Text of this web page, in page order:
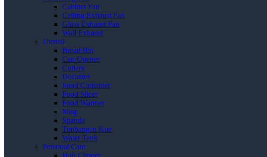
Cabinet Fan
Ceiling Exhaust Fan
Glass Exhaust Fan
Wall Exhaust
Utensil
Bread Bin
Can Opener
Cutlery
Decanter
Food Container
Food Slicer
Food Warmer
Mug
Spatula
Timbangan Kue
Water Tank
Personal Care
Hair Clipper